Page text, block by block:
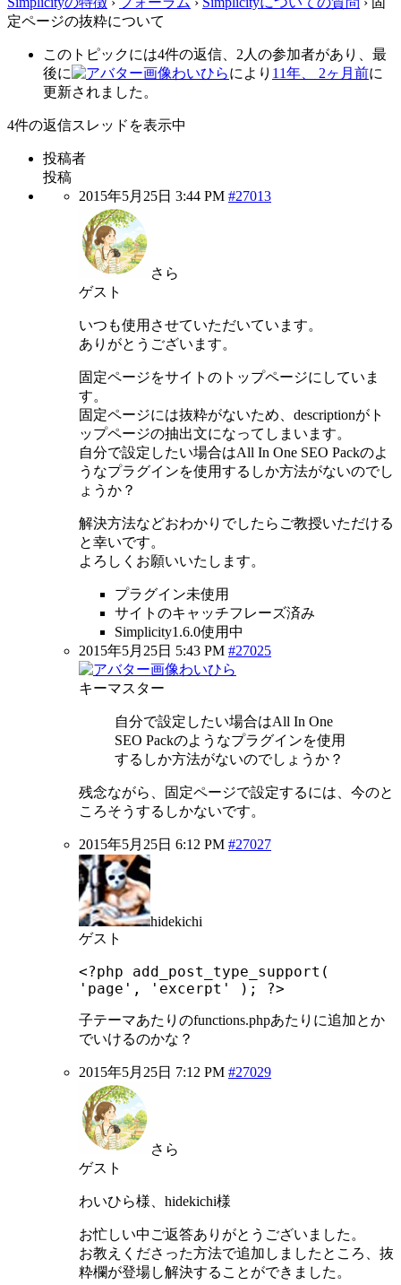
定ページの抜粋について
このトピックには4件の返信、2人の参加者があり、最
後に
わいひらにより 11年、 2ヶ月前に
更新されました。
4件の返信スレッドを表示中
投稿者
投稿
2015年5月25日 3:44 PM #27013
さら
ゲスト
いつも使用させていただいています。
ありがとうございます。
固定ページをサイトのトップページにしていま
す。
固定ページには抜粋がないため、descriptionがト
ップページの抽出文になってしまいます。
自分で設定したい場合はAll In One SEO Packのよ
うなプラグインを使用するしか方法がないのでし
ょうか？
解決方法などおわかりでしたらご教授いただける
と幸いです。
よろしくお願いいたします。
プラグイン未使用
サイトのキャッチフレーズ済み
Simplicity1.6.0使用中
2015年5月25日 5:43 PM #27025
わいひら
キーマスター
自分で設定したい場合はAll In One
SEO Packのようなプラグインを使用
するしか方法がないのでしょうか？
残念ながら、固定ページで設定するには、今のと
ころそうするしかないです。
2015年5月25日 6:12 PM #27027
hidekichi
ゲスト
<?php add_post_type_support(
'page', 'excerpt' ); ?>
子テーマあたりのfunctions.phpあたりに追加とか
でいけるのかな？
2015年5月25日 7:12 PM #27029
さら
ゲスト
わいひら様、hidekichi様
お忙しい中ご返答ありがとうございました。
お教えくださった方法で追加しましたところ、抜
粋欄が登場し解決することができました。